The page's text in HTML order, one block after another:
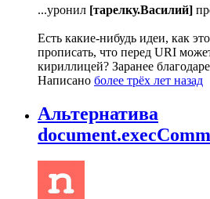
...уронил [тарелку.Василий]
Есть какие-нибудь идеи, как
прописать, что перед URI
кириллицей? Заранее
Написано более трёх лет назад
Альтернатива